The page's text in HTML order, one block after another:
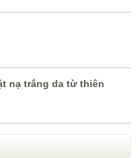
nạ trắng da từ thiên